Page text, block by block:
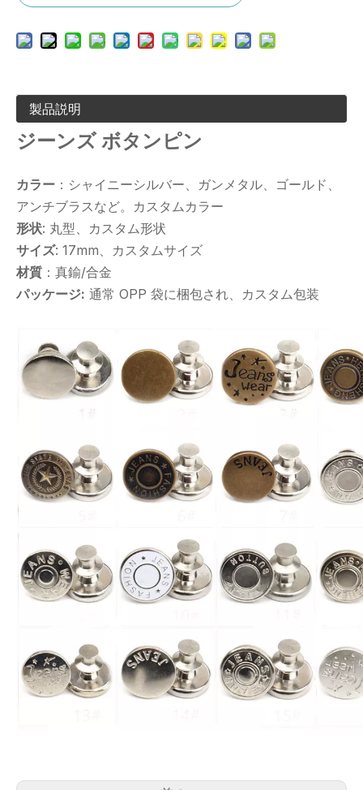
製品説明
ジーンズ ボタンピン
カラー ：シャイニーシルバー、ガンメタル、ゴールド、
アンチブラスなど。カスタムカラー
形状: 丸型、カスタム形状
サイズ: 17mm、カスタムサイズ
材質 ：真鍮/合金
パッケージ: 通常 OPP 袋に梱包され、カスタム包装